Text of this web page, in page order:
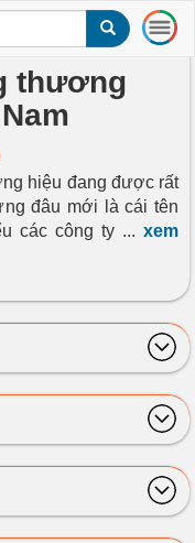
T
o
v
i
g
i
o
n
thương
hiệu đang được rất
đâu mới là cái tên
các công ty ...xem